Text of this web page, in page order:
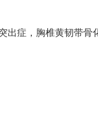
症，胸椎黄韧带